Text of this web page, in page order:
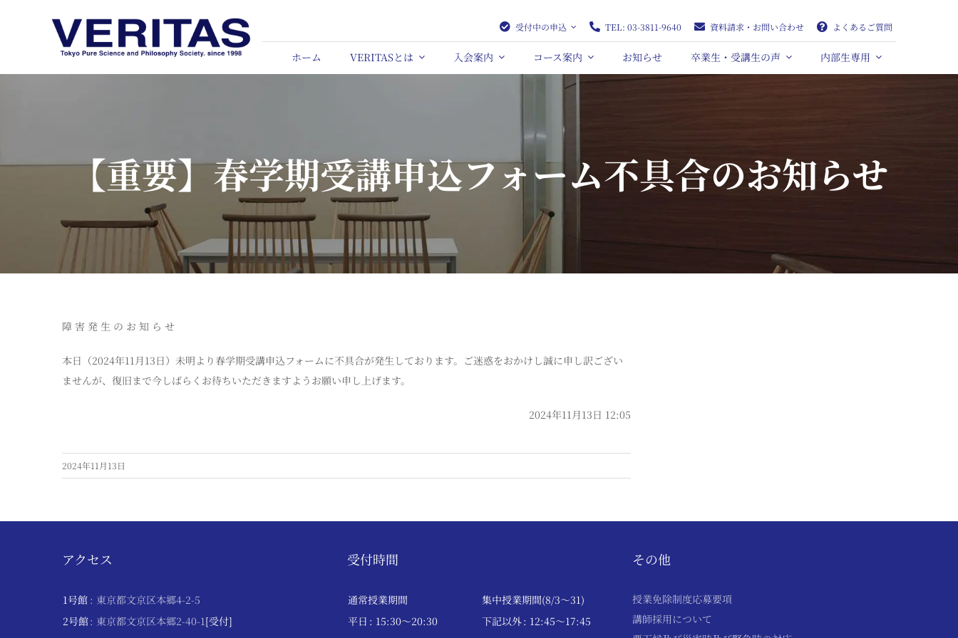
受付中の申込 TEL: 03-3811-9640 資料請求・お問い合わせ よくあるご質問
ホーム VERITASとは 入会案内 コース案内 お知らせ 卒業生・受講生の声 内部生専用
【重要】春学期受講申込フォーム不具合のお知らせ
障 害 発 生 の お 知 ら せ
本日（2024年11月13日）未明より春学期受講申込フォームに不具合が発生しております。ご迷惑をおかけし誠に申し訳ござい
ませんが、復旧まで今しばらくお待ちいただきますようお願い申し上げます。
2024年11月13日 12:05
2024年11月13日
アクセス
1号館 : 東京都文京区本郷4-2-5
2号館: 東京都文京区本郷2-40-1[受付]
受付時間
通常授業期間
集中授業期間(8/3～31)
平日 : 15:30〜20:30 下記以外: 12:45〜17:45
その他
授業免除制度応募要項
講師採用について